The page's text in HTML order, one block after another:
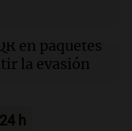
y puso su
en paquetes
la evasión
h